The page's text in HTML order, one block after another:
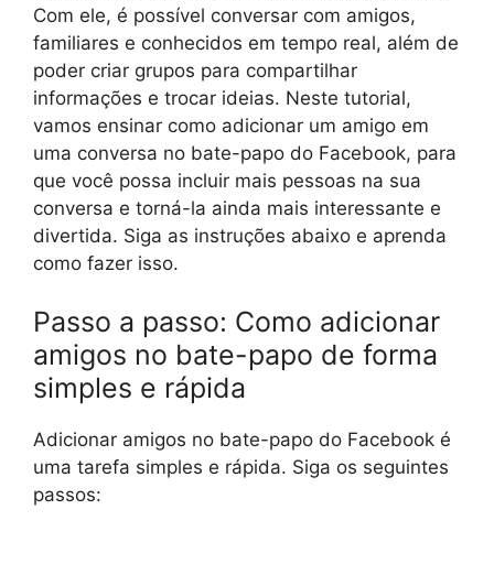
Com ele, é possível conversar com amigos,
familiares e conhecidos em tempo real, além de
poder criar grupos para compartilhar
informações e trocar ideias. Neste tutorial,
vamos ensinar como adicionar um amigo em
uma conversa no bate-papo do Facebook, para
que você possa incluir mais pessoas na sua
conversa e torná-la ainda mais interessante e
divertida. Siga as instruções abaixo e aprenda
como fazer isso.
Passo a passo: Como adicionar
amigos no bate-papo de forma
simples e rápida
Adicionar amigos no bate-papo do Facebook é
uma tarefa simples e rápida. Siga os seguintes
passos: